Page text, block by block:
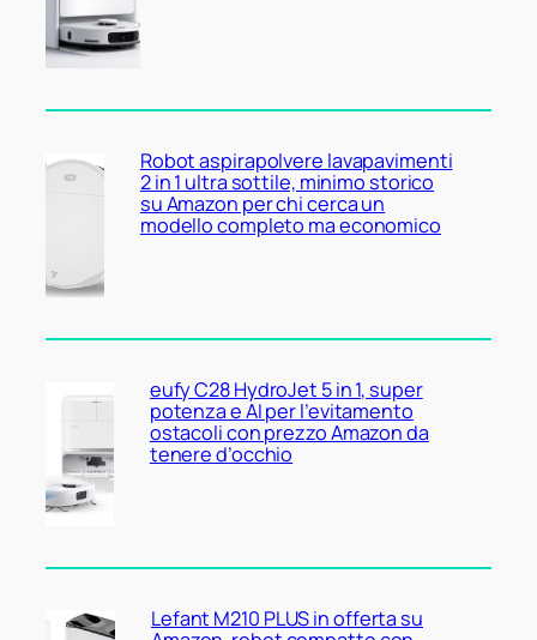
Robot aspirapolvere lavapavimenti
2 in 1 ultra sottile, minimo storico
su Amazon per chi cerca un
modello completo ma economico
eufy C28 HydroJet 5 in 1, super
potenza e AI per l’evitamento
ostacoli con prezzo Amazon da
tenere d’occhio
Lefant M210 PLUS in offerta su